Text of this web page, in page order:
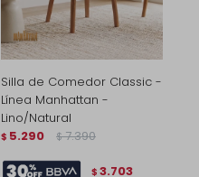
Silla de Comedor Classic -
Línea Manhattan -
Lino/Natural
$ 5.290 $ 7.390
$ 3.703